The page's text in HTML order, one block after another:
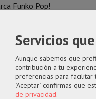
Funko Pop!
cabeza de tamaño
y plástico rígido
Servicios
Aunque sabemos que
contribución a tu
preferencias para facilitar
"Aceptar" confirmas que
de privacidad.